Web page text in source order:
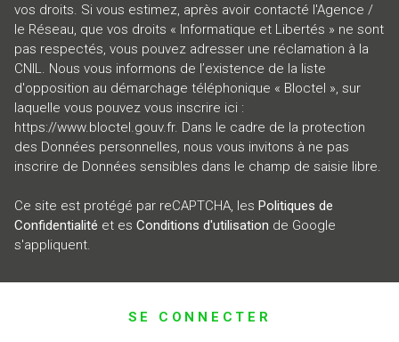
vos droits. Si vous estimez, après avoir contacté l'Agence /
le Réseau, que vos droits « Informatique et Libertés » ne sont
pas respectés, vous pouvez adresser une réclamation à la
CNIL. Nous vous informons de l’existence de la liste
d'opposition au démarchage téléphonique « Bloctel », sur
laquelle vous pouvez vous inscrire ici :
https://www.bloctel.gouv.fr. Dans le cadre de la protection
des Données personnelles, nous vous invitons à ne pas
inscrire de Données sensibles dans le champ de saisie libre.
Ce site est protégé par reCAPTCHA, les Politiques de
Confidentialité et es Conditions d'utilisation de Google
s'appliquent.
SE CONNECTER